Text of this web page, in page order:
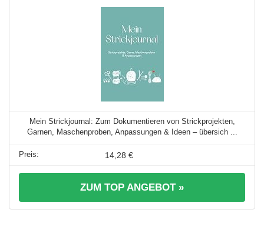
Mein Strickjournal: Zum Dokumentieren von Strickprojekten,
Garnen, Maschenproben, Anpassungen & Ideen – übersich ...
14,28 €
ZUM TOP ANGEBOT »